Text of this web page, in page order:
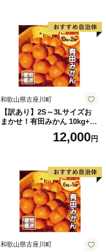
和歌山県古座川町
【訳あり】2S～3Lサイズお
まかせ！有田みかん 10kg+2k
g保証分 11月から12月下旬ま
でに順次発送致します。 / 訳
ん 和歌山 ご家庭用
12,000円
和歌山県古座川町